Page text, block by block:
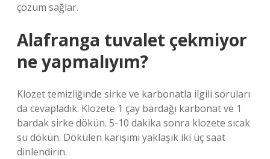
çözüm sağlar.
Alafranga tuvalet çekmiyor
ne yapmalıyım?
Klozet temizliğinde sirke ve karbonatla ilgili soruları
da cevapladık. Klozete 1 çay bardağı karbonat ve 1
bardak sirke dökün. 5-10 dakika sonra klozete sıcak
su dökün. Dökülen karışımı yaklaşık iki üç saat
dinlendirin.